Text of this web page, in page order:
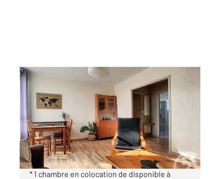
COMPIEGNE 60
Ref : 18125
Appartement Chambre à louer
460 €
par mois charges comprises
* 1 chambre en colocation de disponible à